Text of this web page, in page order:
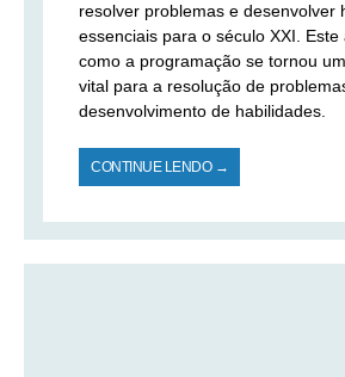
resolver problemas e desenvolver
essenciais para o século XXI.
como a programação se tornou
vital para a resolução de
desenvolvimento de habilidades.
CONTINUE LENDO →